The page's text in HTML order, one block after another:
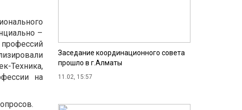
–
Техника,
на
Заседание координационного совета
прошло в г.Алматы
11.02, 15:57